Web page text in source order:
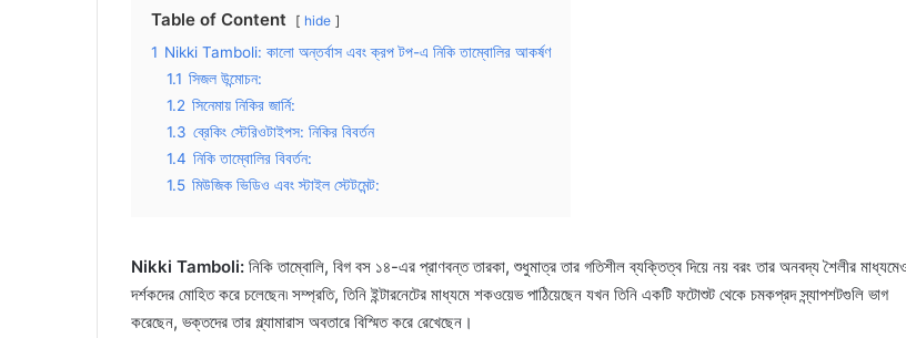
Table of Content hide
1 Nikki Tamboli: কালো অন্তর্বাস এবং ক্রপ টপ-এ নিকি তাম্বোলির আকর্ষণ
1.1 সিজল উন্মোচন:
1.2 সিনেমায় নিকির জার্নি:
1.3 ব্রেকিং স্টেরিওটাইপস: নিকির বিবর্তন
1.4 নিকি তাম্বোলির বিবর্তন:
1.5 মিউজিক ভিডিও এবং স্টাইল স্টেটমেন্ট:
Nikki Tamboli: নিকি তাম্বোলি, বিগ বস ১৪-এর প্রাণবন্ত তারকা, শুধুমাত্র তার গতিশীল ব্যক্তিত্ব দিয়ে নয় বরং তার অনবদ্য শৈলীর
দর্শকদের মোহিত করে চলেছেন৷ সম্প্রতি, তিনি ইন্টারনেটের মাধ্যমে শকওয়েভ পাঠিয়েছেন যখন তিনি একটি ফটোশুট থেকে চমকপ্রদ স্ন্যাপশটগুলি ভাগ
করেছেন, ভক্তদের তার গ্ল্যামারাস অবতারে বিস্মিত করে রেখেছেন।